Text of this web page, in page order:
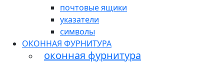
почтовые ящики
указатели
символы
ОКОННАЯ ФУРНИТУРА
оконная фурнитура